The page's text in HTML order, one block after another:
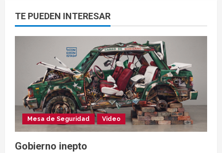
TE PUEDEN INTERESAR
Mesa de Seguridad Video
Gobierno inepto